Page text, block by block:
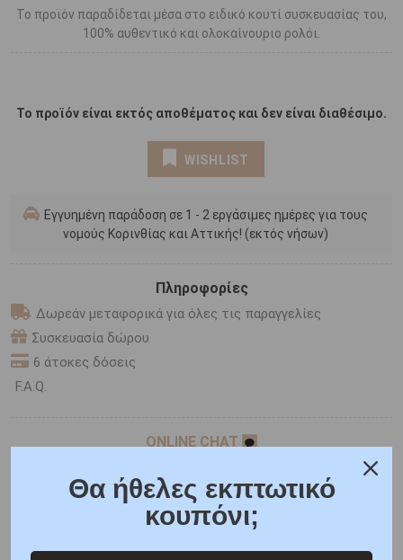
Το προϊόν παραδίδεται μέσα στο ειδικό κουτί συσκευασίας του,
100% αυθεντικό και ολοκαίνουριο ρολόι.
Το προϊόν είναι εκτός αποθέματος και δεν είναι διαθέσιμο.
WISHLIST
Εγγυημένη παράδοση σε 1 - 2 εργάσιμες ημέρες για τους
νομούς Κορινθίας και Αττικής! (εκτός νήσων)
Πληροφορίες
Δωρεάν μεταφορικά για όλες τις παραγγελίες
Συσκευασία δώρου
6 άτοκες δόσεις
F.A.Q.
ONLINE CHAT
Θα ήθελες εκπτωτικό
κουπόνι;